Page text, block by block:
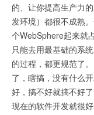
的、让你提高生产力
发环境）都很不成熟
个WebSphere起来就
只能去用最基础的系
的过程，都更规范了
了，瞎搞，没有什么
好，搞不好就搞不好
现在的软件开发就很